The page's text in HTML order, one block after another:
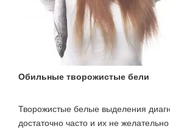
Обильные творожистые бели
Творожистые белые выделения
достаточно часто и их не